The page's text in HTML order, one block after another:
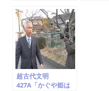
日の神・龍と鳳
凰)・地球儀は法隆
寺に!?、神奈川県大
庭」竹取翁博物館
（国際かぐや姫学
会）2016.7.22
超古代文明
427A「かぐや姫は